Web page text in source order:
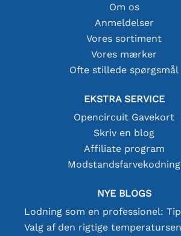
Om os
Anmeldelser
Vores sortiment
Vores mærker
Ofte stillede spørgsmål
EKSTRA SERVICE
Opencircuit Gavekort
Skriv en blog
Affiliate program
Modstandsfarvekodning
NYE BLOGS